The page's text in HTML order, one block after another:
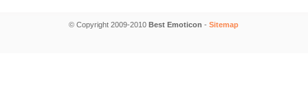
© Copyright 2009-2010 Best Emoticon - Sitemap